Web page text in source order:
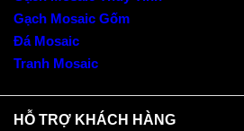
Gạch Mosaic Gốm
Đá Mosaic
Tranh Mosaic
HỖ TRỢ KHÁCH HÀNG